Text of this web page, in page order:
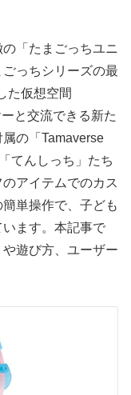
「たまごっちユニ
っちシリーズの最
た仮想空間
と交流できる新た
の「Tamaverse
てんしっち」たち
アイテムでのカス
単操作で、子ども
ます。本記事で
遊び方、ユーザー